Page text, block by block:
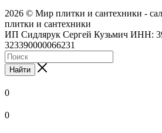
2026 © Мир плитки и сантехники -
плитки и сантехники
ИП Сидлярук Сергей Кузьмич ИНН:
323390000066231
Найти
0
0